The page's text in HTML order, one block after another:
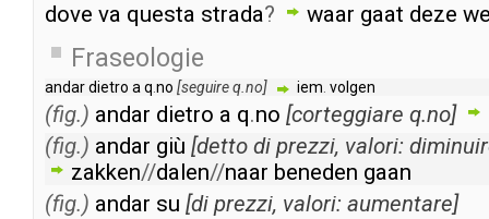
dove va questa strada? waar gaat deze
Fraseologie
andardietro a q no [seguireq no] iem volgen
(fig.) andar dietro a q.no [corteggiare q.no]
(fig.) andar giù [detto di prezzi, valori:
zakken//dalen//naar beneden gaan
(fig.) andar su [di prezzi, valori: aumentare]